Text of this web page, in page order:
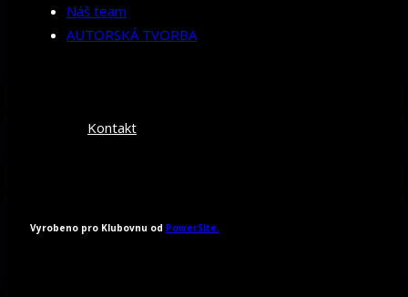
Náš team
AUTORSKÁ TVORBA
Kontakt
Vyrobeno pro Klubovnu od PowerSite.